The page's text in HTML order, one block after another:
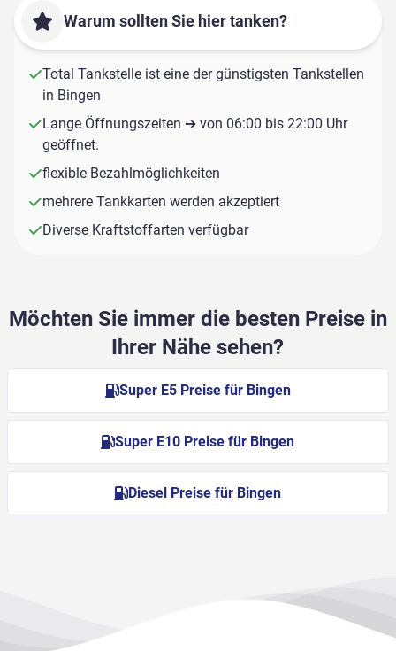
Warum sollten Sie hier tanken?
Total Tankstelle ist eine der günstigsten Tankstellen
in Bingen
Lange Öffnungszeiten ➔ von 06:00 bis 22:00 Uhr
geöffnet.
flexible Bezahlmöglichkeiten
mehrere Tankkarten werden akzeptiert
Diverse Kraftstoffarten verfügbar
Möchten Sie immer die besten Preise in
Ihrer Nähe sehen?
Super E5 Preise für Bingen
Super E10 Preise für Bingen
Diesel Preise für Bingen